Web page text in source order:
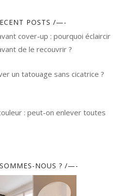
POSTS /—-
cover-up : pourquoi éclaircir
de le recouvrir ?
un tatouage sans cicatrice ?
: peut-on enlever toutes
NOUS ? /—-